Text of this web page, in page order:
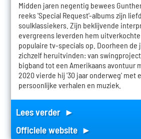
Midden jaren negentig bewees
reeks 'Special Request'-albums zijn
soulklassiekers. Zijn beklijvende
evergreens leverden hem
populaire tv-specials op. Doorheen de
zichzelf heruitvinden: van
bigband tot een Amerikaans avontuur
2020 vierde hij '30 jaar onderweg' met
persoonlijke verhalen en muziek.
Lees verder ►
Officiele website ►